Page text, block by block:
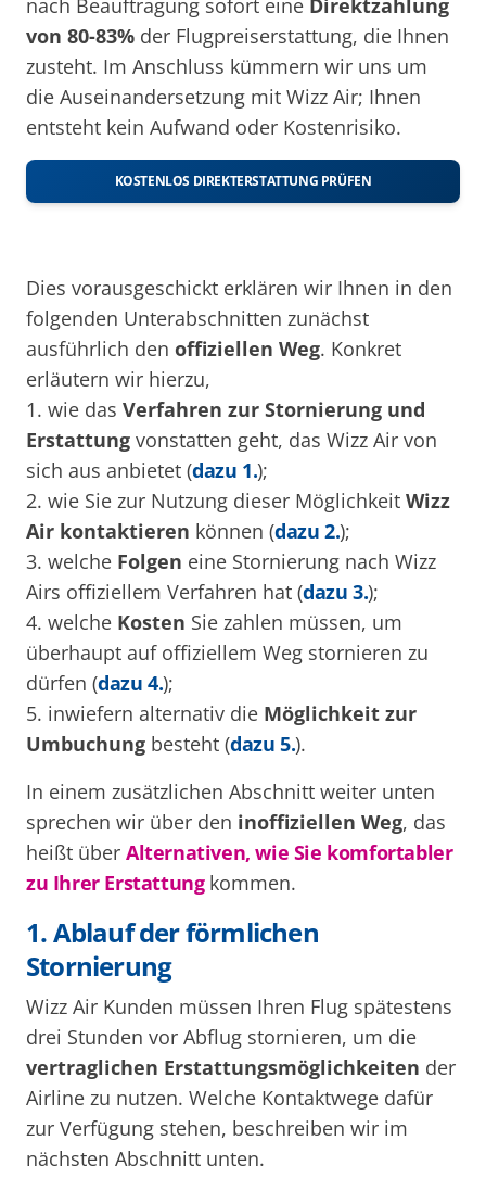
nach Beauftragung sofort eine Direktzahlung
von 80-83% der Flugpreiserstattung, die Ihnen
zusteht. Im Anschluss kümmern wir uns um
die Auseinandersetzung mit Wizz Air; Ihnen
entsteht kein Aufwand oder Kostenrisiko.
KOSTENLOS DIREKTERSTATTUNG PRÜFEN
Dies vorausgeschickt erklären wir Ihnen in den
folgenden Unterabschnitten zunächst
ausführlich den offiziellen Weg. Konkret
erläutern wir hierzu,
1. wie das Verfahren zur Stornierung und
Erstattung vonstatten geht, das Wizz Air von
sich aus anbietet (dazu 1.);
2. wie Sie zur Nutzung dieser Möglichkeit Wizz
Air kontaktieren können (dazu 2.);
3. welche Folgen eine Stornierung nach Wizz
Airs offiziellem Verfahren hat (dazu 3.);
4. welche Kosten Sie zahlen müssen, um
überhaupt auf offiziellem Weg stornieren zu
dürfen (dazu 4.);
5. inwiefern alternativ die Möglichkeit zur
Umbuchung besteht (dazu 5.).
In einem zusätzlichen Abschnitt weiter unten
sprechen wir über den inoffiziellen Weg, das
heißt über Alternativen, wie Sie komfortabler
zu Ihrer Erstattungkommen.
1. Ablauf der förmlichen
Stornierung
Wizz Air Kunden müssen Ihren Flug spätestens
drei Stunden vor Abflug stornieren, um die
vertraglichen Erstattungsmöglichkeiten der
Airline zu nutzen. Welche Kontaktwege dafür
zur Verfügung stehen, beschreiben wir im
nächsten Abschnitt unten.